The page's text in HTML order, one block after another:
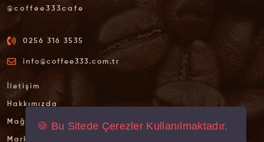
@coffee333cafe
0256 316 3535
info@coffee333.com.tr
İletişim
Hakkımızda
Mağazalarımız
Markalarımız
🍪 Bu Sitede Çerezler Kullanılmaktadır.